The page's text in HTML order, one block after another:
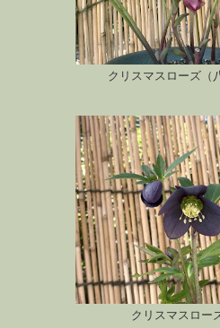
クリスマスローズ（
クリスマスロー